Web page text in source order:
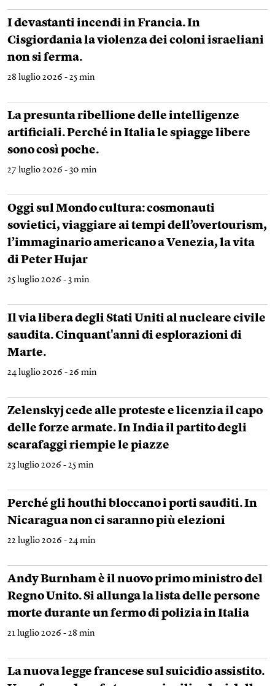
I devastanti incendi in Francia. In
Cisgiordania la violenza dei coloni israeliani
non si ferma.
28 luglio 2026 - 25 min
La presunta ribellione delle intelligenze
artificiali. Perché in Italia le spiagge libere
sono così poche.
27 luglio 2026 - 30 min
Oggi sul Mondo cultura: cosmonauti
sovietici, viaggiare ai tempi dell’overtourism,
l’immaginario americano a Venezia, la vita
di Peter Hujar
25 luglio 2026 - 3 min
Il via libera degli Stati Uniti al nucleare civile
saudita. Cinquant'anni di esplorazioni di
Marte.
24 luglio 2026 - 26 min
Zelenskyj cede alle proteste e licenzia il capo
delle forze armate. In India il partito degli
scarafaggi riempie le piazze
23 luglio 2026 - 25 min
Perché gli houthi bloccano i porti sauditi. In
Nicaragua non ci saranno più elezioni
22 luglio 2026 - 24 min
Andy Burnham è il nuovo primo ministro del
Regno Unito. Si allunga la lista delle persone
morte durante un fermo di polizia in Italia
21 luglio 2026 - 28 min
La nuova legge francese sul suicidio assistito.